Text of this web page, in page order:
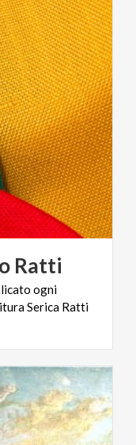
Ratti
ogni
Serica Ratti